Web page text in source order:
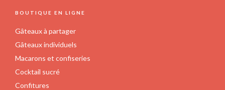
FOOTER
BOUTIQUE EN LIGNE
Gâteaux à partager
Gâteaux individuels
Macarons et confiseries
Cocktail sucré
Confitures